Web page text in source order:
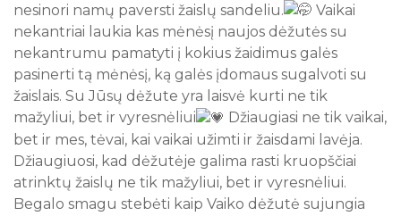
nesinori namų paversti žaislų sandeliu.
Vaikai
nekantriai laukia kas mėnėsį naujos dėžutės su
nekantrumu pamatyti į kokius žaidimus galės
pasinerti tą mėnėsį, ką galės įdomaus sugalvoti su
žaislais. Su Jūsų dėžute yra laisvė kurti ne tik
mažyliui, bet ir vyresnėliui
Džiaugiasi ne tik vaikai,
bet ir mes, tėvai, kai vaikai užimti ir žaisdami lavėja.
Džiaugiuosi, kad dėžutėje galima rasti kruopščiai
atrinktų žaislų ne tik mažyliui, bet ir vyresnėliui.
Begalo smagu stebėti kaip Vaiko dėžutė sujungia